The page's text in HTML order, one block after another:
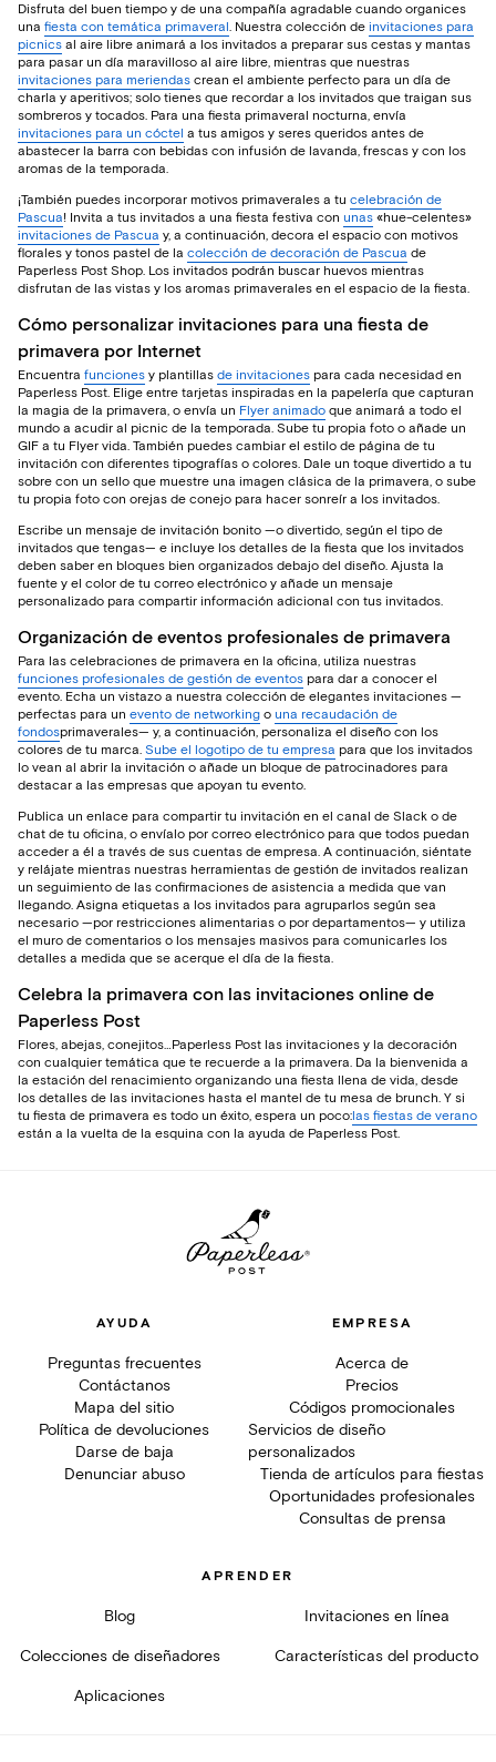
Disfruta del buen tiempo y de una compañía agradable cuando organices
una fiesta con temática primaveral. Nuestra colección de invitaciones para
picnics al aire libre animará a los invitados a preparar sus cestas y mantas
para pasar un día maravilloso al aire libre, mientras que nuestras
invitaciones para meriendas crean el ambiente perfecto para un día de
charla y aperitivos; solo tienes que recordar a los invitados que traigan sus
sombreros y tocados. Para una fiesta primaveral nocturna, envía
invitaciones para un cóctel a tus amigos y seres queridos antes de
abastecer la barra con bebidas con infusión de lavanda, frescas y con los
aromas de la temporada.
¡También puedes incorporar motivos primaverales a tu celebración de
Pascua! Invita a tus invitados a una fiesta festiva con unas «hue-celentes»
invitaciones de Pascua y, a continuación, decora el espacio con motivos
florales y tonos pastel de la colección de decoración de Pascua de
Paperless Post Shop. Los invitados podrán buscar huevos mientras
disfrutan de las vistas y los aromas primaverales en el espacio de la fiesta.
Cómo personalizar invitaciones para una fiesta de
primavera por Internet
Encuentra funciones y plantillas de invitaciones para cada necesidad en
Paperless Post. Elige entre tarjetas inspiradas en la papelería que capturan
la magia de la primavera, o envía un Flyer animado que animará a todo el
mundo a acudir al picnic de la temporada. Sube tu propia foto o añade un
GIF a tu Flyer vida. También puedes cambiar el estilo de página de tu
invitación con diferentes tipografías o colores. Dale un toque divertido a tu
sobre con un sello que muestre una imagen clásica de la primavera, o sube
tu propia foto con orejas de conejo para hacer sonreír a los invitados.
Escribe un mensaje de invitación bonito —o divertido, según el tipo de
invitados que tengas— e incluye los detalles de la fiesta que los invitados
deben saber en bloques bien organizados debajo del diseño. Ajusta la
fuente y el color de tu correo electrónico y añade un mensaje
personalizado para compartir información adicional con tus invitados.
Organización de eventos profesionales de primavera
Para las celebraciones de primavera en la oficina, utiliza nuestras
funciones profesionales de gestión de eventos para dar a conocer el
evento. Echa un vistazo a nuestra colección de elegantes invitaciones —
perfectas para un evento de networking o una recaudación de
fondosprimaverales— y, a continuación, personaliza el diseño con los
colores de tu marca. Sube el logotipo de tu empresa para que los invitados
lo vean al abrir la invitación o añade un bloque de patrocinadores para
destacar a las empresas que apoyan tu evento.
Publica un enlace para compartir tu invitación en el canal de Slack o de
chat de tu oficina, o envíalo por correo electrónico para que todos puedan
acceder a él a través de sus cuentas de empresa. A continuación, siéntate
y relájate mientras nuestras herramientas de gestión de invitados realizan
un seguimiento de las confirmaciones de asistencia a medida que van
llegando. Asigna etiquetas a los invitados para agruparlos según sea
necesario —por restricciones alimentarias o por departamentos— y utiliza
el muro de comentarios o los mensajes masivos para comunicarles los
detalles a medida que se acerque el día de la fiesta.
Celebra la primavera con las invitaciones online de
Paperless Post
Flores, abejas, conejitos…Paperless Post las invitaciones y la decoración
con cualquier temática que te recuerde a la primavera. Da la bienvenida a
la estación del renacimiento organizando una fiesta llena de vida, desde
los detalles de las invitaciones hasta el mantel de tu mesa de brunch. Y si
tu fiesta de primavera es todo un éxito, espera un poco:las fiestas de verano
están a la vuelta de la esquina con la ayuda de Paperless Post.
AYUDA
Preguntas frecuentes
Contáctanos
Mapa del sitio
Política de devoluciones
Darse de baja
Denunciar abuso
EMPRESA
Acerca de
Precios
Códigos promocionales
Servicios de diseño
personalizados
Tienda de artículos para fiestas
Oportunidades profesionales
Consultas de prensa
APRENDER
Blog Invitaciones en línea
Colecciones de diseñadores Características del producto
Aplicaciones